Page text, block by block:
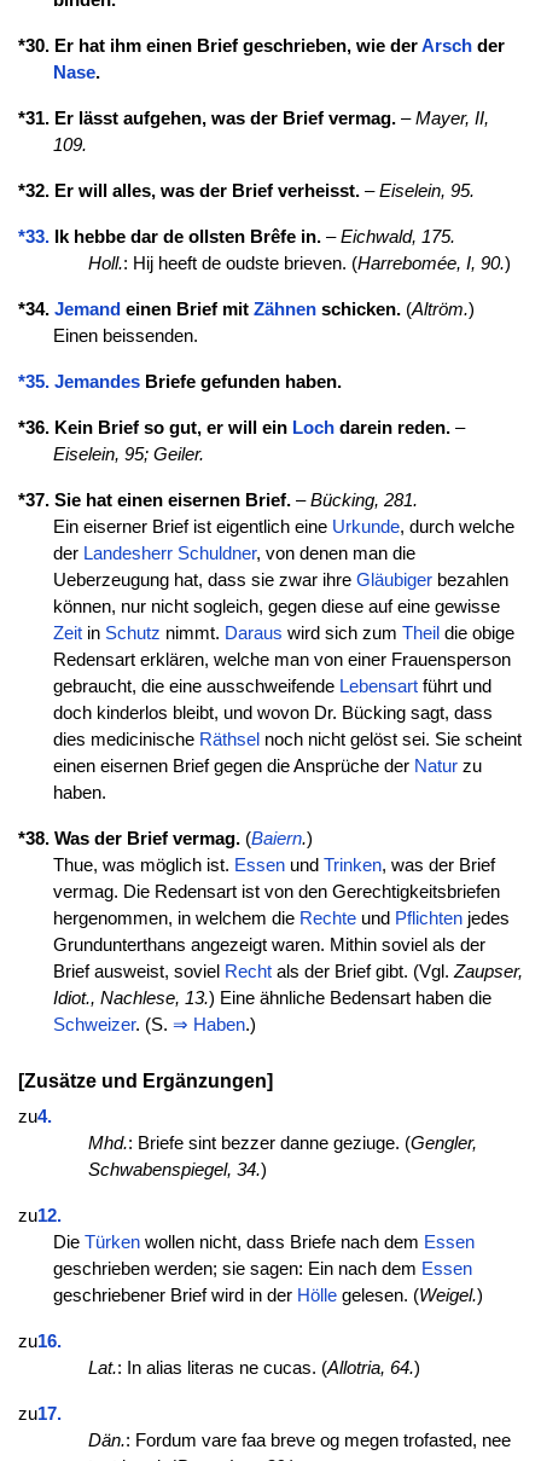
*30. Er hat ihm einen Brief geschrieben, wie derArschder
Nase.
*31. Er lässt aufgehen, was der Brief vermag.–Mayer, II,
109.
*32. Er will alles, was der Brief verheisst.–Eiselein, 95.
*33. Ik hebbe dar de ollsten Brêfe in.–Eichwald, 175.
Holl.: Hij heeft de oudste brieven. (Harrebomée, I, 90.)
*34. Jemand einen Brief mit Zähnenschicken.(Altröm.)
Einen beissenden.
*35. JemandesBriefe gefunden haben.
*36. Kein Brief so gut, er will ein Lochdarein reden.–
Eiselein, 95; Geiler.
*37. Sie hat einen eisernen Brief.–Bücking, 281.
Ein eiserner Brief ist eigentlich eine Urkunde, durch welche
der Landesherr Schuldner, von denen man die
Ueberzeugung hat, dass sie zwar ihre Gläubigerbezahlen
können, nur nicht sogleich, gegen diese auf eine gewisse
Zeitin Schutz nimmt. Daraus wird sich zum Theil die obige
Redensart erklären, welche man von einer Frauensperson
gebraucht, die eine ausschweifende Lebensartführt und
doch kinderlos bleibt, und wovon Dr. Bücking sagt, dass
dies medicinische Räthsel noch nicht gelöst sei. Sie scheint
einen eisernen Brief gegen die Ansprüche der Naturzu
haben.
*38. Was der Brief vermag.(Baiern.)
Thue, was möglich ist. Essenund Trinken, was der Brief
vermag. Die Redensart ist von den Gerechtigkeitsbriefen
hergenommen, in welchem die Rechteund Pflichtenjedes
Grundunterthans angezeigt waren. Mithin soviel als der
Brief ausweist, soviel Rechtals der Brief gibt. (Vgl. Zaupser,
Idiot., Nachlese, 13.) Eine ähnliche Bedensart haben die
Schweizer. (S. ⇒ Haben.)
[Zusätze und Ergänzungen]
zu4.
Mhd.: Briefe sint bezzer danne geziuge. (Gengler,
Schwabenspiegel, 34.)
zu12.
Die Türkenwollen nicht, dass Briefe nach dem Essen
geschrieben werden; sie sagen: Ein nach dem Essen
geschriebener Brief wird in der Höllegelesen. (Weigel.)
zu16.
Lat.: In alias literas ne cucas. (Allotria, 64.)
zu17.
Dän.: Fordum vare faa breve og megen trofasted, nee